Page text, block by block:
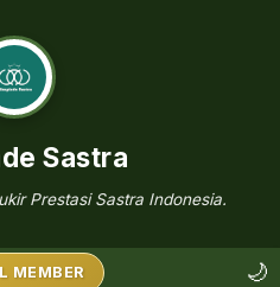
Sastra
Prestasi Sastra Indonesia.
MEMBER 🌙